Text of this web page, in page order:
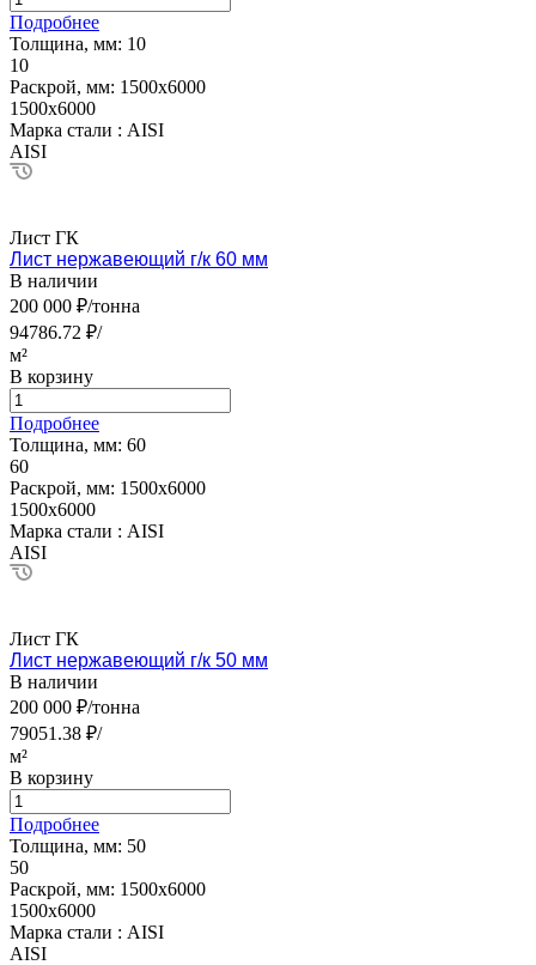
Подробнее
Толщина, мм: 10
10
Раскрой, мм: 1500х6000
1500х6000
Марка стали : AISI
AISI
Лист ГК
Лист нержавеющий г/к 60 мм
В наличии
200 000 ₽/тонна
94786.72 ₽/
м²
В корзину
Подробнее
Толщина, мм: 60
60
Раскрой, мм: 1500х6000
1500х6000
Марка стали : AISI
AISI
Лист ГК
Лист нержавеющий г/к 50 мм
В наличии
200 000 ₽/тонна
79051.38 ₽/
м²
В корзину
Подробнее
Толщина, мм: 50
50
Раскрой, мм: 1500х6000
1500х6000
Марка стали : AISI
AISI